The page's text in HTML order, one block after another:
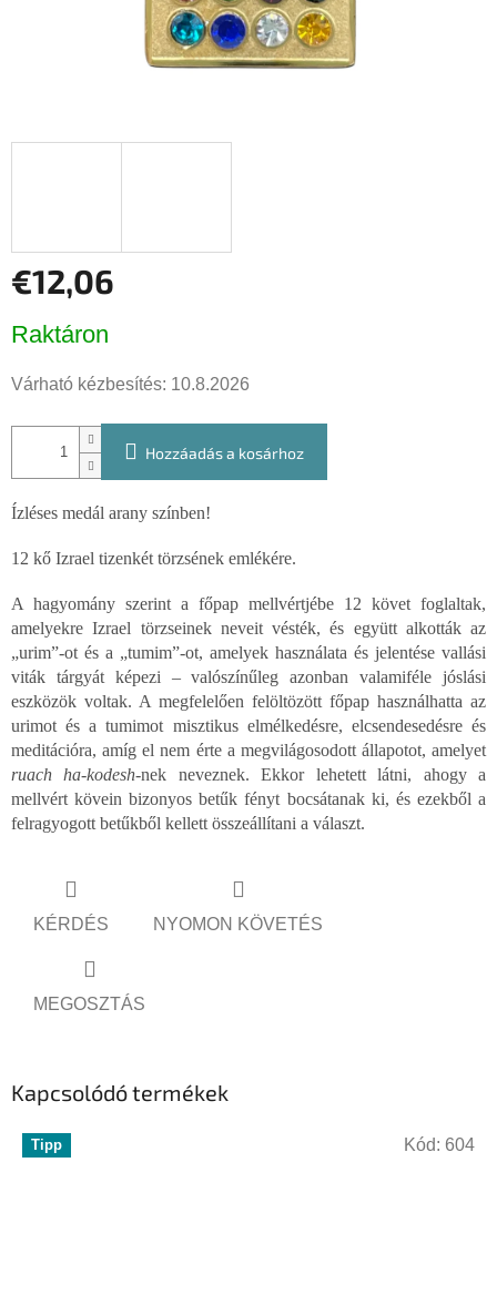
€12,06
Raktáron
Várható kézbesítés: 10.8.2026
Hozzáadás a kosárhoz
Ízléses medál arany színben!
12 kő Izrael tizenkét törzsének emlékére.
A hagyomány szerint a főpap mellvértjébe 12 követ foglaltak,
amelyekre Izrael törzseinek neveit vésték, és együtt alkották az
„urim”-ot és a „tumim”-ot, amelyek használata és jelentése vallási
viták tárgyát képezi – valószínűleg azonban valamiféle jóslási
eszközök voltak. A megfelelően felöltözött főpap használhatta az
urimot és a tumimot misztikus elmélkedésre, elcsendesedésre és
meditációra, amíg el nem érte a megvilágosodott állapotot, amelyet
ruach ha-kodesh-nek neveznek. Ekkor lehetett látni, ahogy a
mellvért kövein bizonyos betűk fényt bocsátanak ki, és ezekből a
felragyogott betűkből kellett összeállítani a választ.
KÉRDÉS NYOMON KÖVETÉS
MEGOSZTÁS
Kapcsolódó termékek
Tipp Kód: 604